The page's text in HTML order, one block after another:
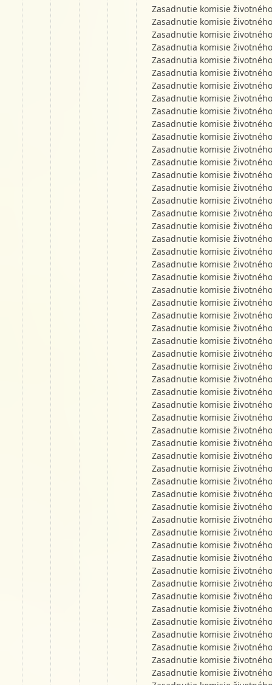
Zasadnutie komisie
Zasadnutie komisie
Zasadnutie komisie
Zasadnutia komisie
Zasadnutia komisie
Zasadnutia komisie
Zasadnutie komisie
Zasadnutie komisie
Zasadnutie komisie
Zasadnutie komisie
Zasadnutie komisie
Zasadnutie komisie
Zasadnutie komisie
Zasadnutie komisie
Zasadnutie komisie
Zasadnutie komisie
Zasadnutie komisie
Zasadnutie komisie
Zasadnutie komisie
Zasadnutie komisie
Zasadnutie komisie
Zasadnutie komisie
Zasadnutie komisie
Zasadnutie komisie
Zasadnutie komisie
Zasadnutie komisie
Zasadnutie komisie
Zasadnutie komisie
Zasadnutie komisie
Zasadnutie komisie
Zasadnutie komisie
Zasadnutie komisie
Zasadnutie komisie
Zasadnutie komisie
Zasadnutie komisie
Zasadnutie komisie
Zasadnutie komisie
Zasadnutie komisie
Zasadnutie komisie
Zasadnutie komisie
Zasadnutie komisie
Zasadnutie komisie
Zasadnutie komisie
Zasadnutie komisie
Zasadnutie komisie
Zasadnutie komisie
Zasadnutie komisie
Zasadnutie komisie
Zasadnutie komisie
Zasadnutie komisie
Zasadnutie komisie
Zasadnutie komisie
Zasadnutie komisie